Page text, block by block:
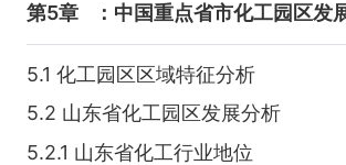
第5章 ：中国重点省市化工园区发
5.1 化工园区区域特征分析
5.2 山东省化工园区发展分析
5.2.1 山东省化工行业地位